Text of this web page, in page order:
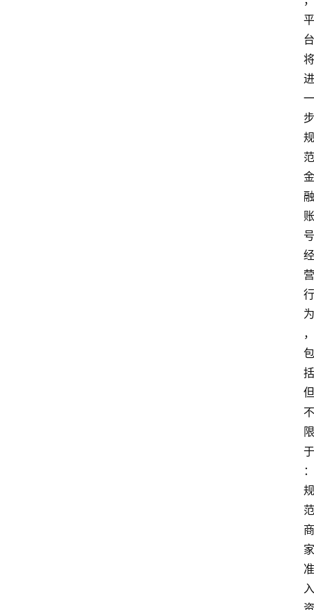
平
台
将
进
一
步
规
范
金
融
账
号
经
营
行
为
，
包
括
但
不
限
于
：
规
范
商
家
准
入